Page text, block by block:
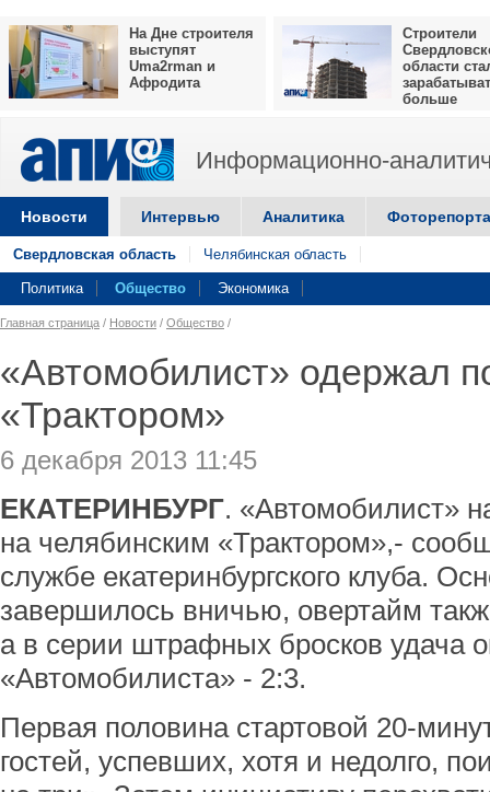
На Дне строителя
выступят
Uma2rman и
Афродита
Строители
области
больше
Информационно-
Новости Интервью Аналитика
Свердловская область Челябинская область
Политика Общество Экономика
Главная страница / Новости / Общество /
«Автомобилист» одержал
«Трактором»
6 декабря 2013 11:45
ЕКАТЕРИНБУРГ. «Автомобилист»
на челябинским «Трактором»,-
службе екатеринбургского клуба.
завершилось вничью, овертайм
а в серии штрафных бросков удача
«Автомобилиста» - 2:3.
Первая половина стартовой 20-
гостей, успевших, хотя и недолго,